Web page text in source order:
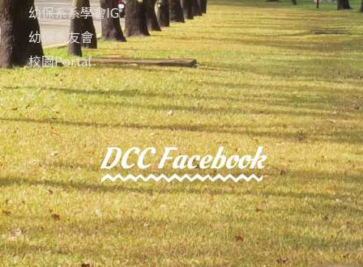
幼保系系學會IG
幼保系友會
校園Portal
DCC Facebook